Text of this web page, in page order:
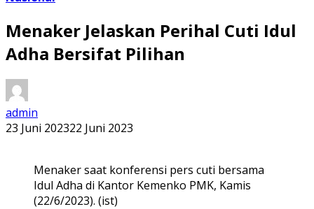
Menaker Jelaskan Perihal Cuti Idul
Adha Bersifat Pilihan
admin
23 Juni 202322 Juni 2023
Menaker saat konferensi pers cuti bersama
Idul Adha di Kantor Kemenko PMK, Kamis
(22/6/2023). (ist)